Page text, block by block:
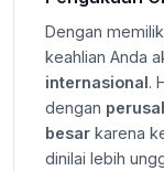
Dengan
keahlian Anda
internasional.
dengan
besar karena
dinilai lebih